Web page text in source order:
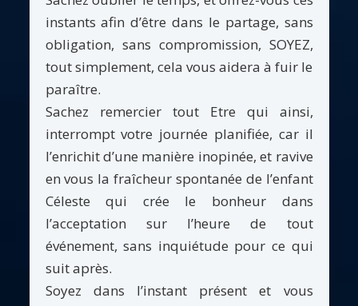
instants afin d’être dans le partage, sans
obligation, sans compromission, SOYEZ,
tout simplement, cela vous aidera à fuir le
paraître.
Sachez remercier tout Etre qui ainsi,
interrompt votre journée planifiée, car il
l’enrichit d’une manière inopinée, et ravive
en vous la fraîcheur spontanée de l’enfant
Céleste qui crée le bonheur dans
l’acceptation sur l’heure de tout
événement, sans inquiétude pour ce qui
suit après.
Soyez dans l’instant présent et vous